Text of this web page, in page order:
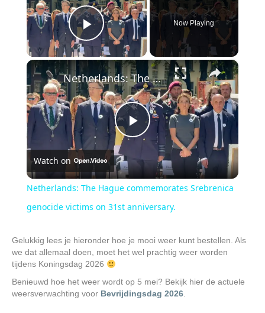
Play Video
Now Playing
×
P
l
a
y
V
Netherlands: The Hague commemorates Srebrenica genocide victims on 31st anniversary.
Watch on
Netherlands: The Hague commemorates Srebrenica
genocide victims on 31st anniversary.
Gelukkig lees je hieronder hoe je mooi weer kunt bestellen. Als
we dat allemaal doen, moet het wel prachtig weer worden
tijdens Koningsdag 2026
Benieuwd hoe het weer wordt op 5 mei? Bekijk hier de actuele
weersverwachting voor Bevrijdingsdag 2026.